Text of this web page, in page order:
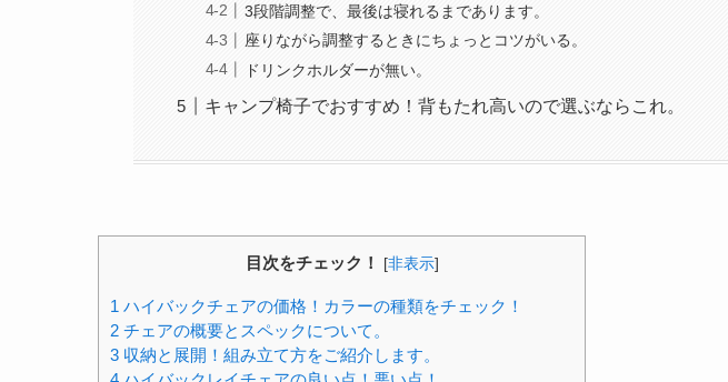
3段階調整で、最後は寝れるまであります。
座りながら調整するときにちょっとコツがいる。
ドリンクホルダーが無い。
キャンプ椅子でおすすめ！背もたれ高いので選ぶならこれ。
目次をチェック！ [非表示]
1 ハイバックチェアの価格！カラーの種類をチェック！
2 チェアの概要とスペックについて。
3 収納と展開！組み立て方をご紹介します。